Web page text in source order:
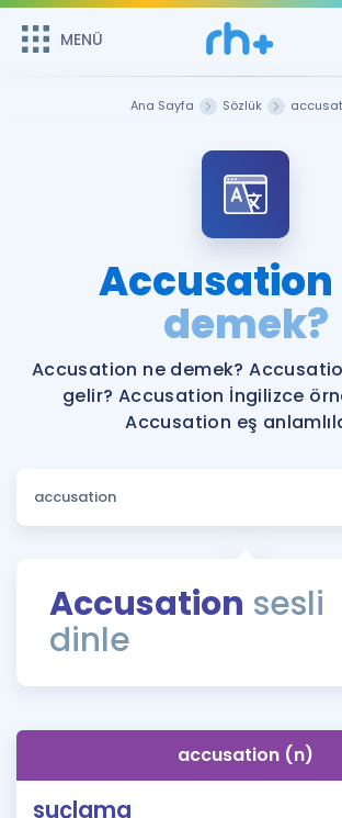
MENÜ
Şifremi Hatırlamıyorum
Sepetin Şu An Boş.
Remzi Hoca ile seni sınava hazırlayacak
bekliyor!
MENÜ
Katılımcı Görüşleri
Faydalı Araçlar
Ücretsiz Kaynaklar
ÖSYM Sınav Takvimi
Kampanyalar
İngilizce Gramer
İngilizce
Ana Sayfa Sözlük
Accusation
demek?
Accusation ne demek?
gelir? Accusation İngilizce
Accusation eş
Accusation sesli
dinle
accusation (n)
suçlama